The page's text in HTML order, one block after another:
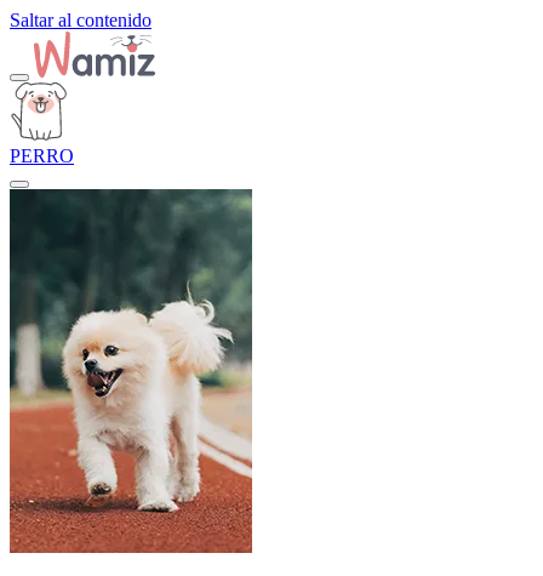
Saltar al contenido
PERRO